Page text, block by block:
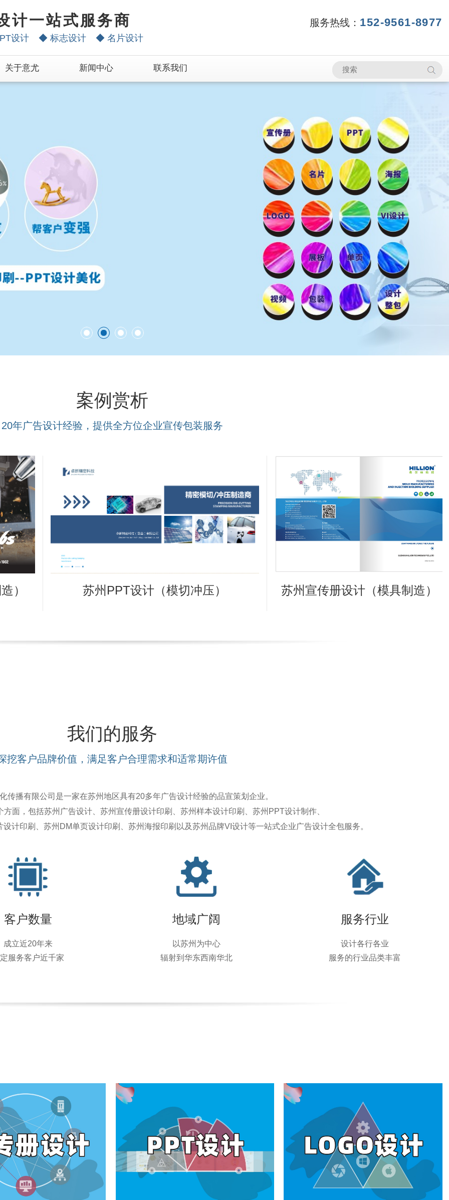
计一站式服务商
设计 ◆ 标志设计 ◆ 名片设计
服务热线： 152-9561-8977
关于意尤 新闻中心 联系我们
案例赏析
20年广告设计经验，提供全方位企业宣传包装服务
苏州PPT设计（模切冲压） 苏州宣传册设计（模具制造）
我们的服务
挖客户品牌价值，满足客户合理需求和适常期许值
播有限公司是一家在苏州地区具有20多年广告设计经验的品宣策划企业。
面，包括苏州广告设计、苏州宣传册设计印刷、苏州样本设计印刷、苏州PPT设计制作、
计印刷、苏州DM单页设计印刷、苏州海报印刷以及苏州品牌VI设计等一站式企业广告设计全包服务。
客户数量
成立近20年来
服务客户近千家
地域广阔
以苏州为中心
辐射到华东西南华北
服务行业
设计各行各业
服务的行业品类丰富